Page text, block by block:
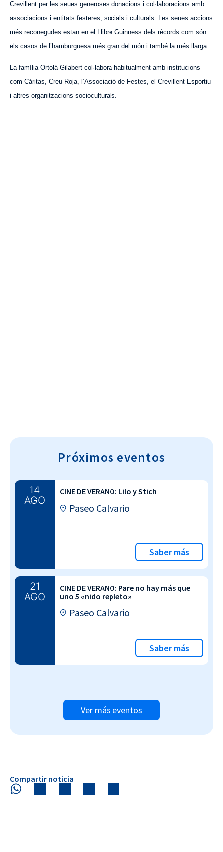
Crevillent per les seues generoses donacions i col·laboracions amb
associacions i entitats festeres, socials i culturals. Les seues accions
més reconegudes estan en el Llibre Guinness dels rècords com són
els casos de l’hamburguesa més gran del món i també la més llarga.
La família Ortolá-Gilabert col·labora habitualment amb institucions
com Càritas, Creu Roja, l’Associació de Festes, el Crevillent Esportiu
i altres organitzacions socioculturals.
Próximos eventos
14
AGO
CINE DE VERANO: Lilo y Stich
Paseo Calvario
Saber más
21
AGO
CINE DE VERANO: Pare no hay más que
uno 5 «nido repleto»
Paseo Calvario
Saber más
Ver más eventos
Compartir noticia